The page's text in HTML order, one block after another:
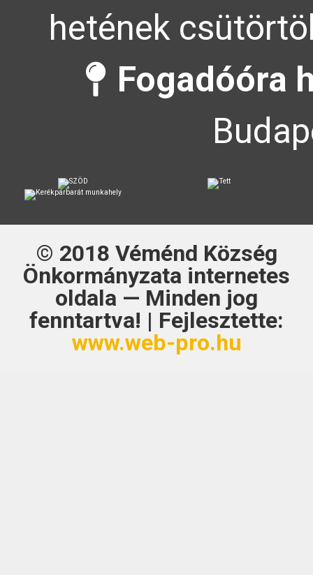
hetének
Fogadóóra
© 2018 Véménd Község
Önkormányzata internetes
oldala — Minden jog
fenntartva! | Fejlesztette:
www.web-pro.hu